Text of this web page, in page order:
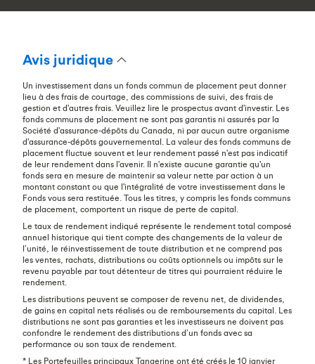
Avis juridique
Un investissement dans un fonds commun de placement peut donner
lieu à des frais de courtage, des commissions de suivi, des frais de
gestion et d'autres frais. Veuillez lire le prospectus avant d'investir. Les
fonds communs de placement ne sont pas garantis ni assurés par la
Société d'assurance-dépôts du Canada, ni par aucun autre organisme
d'assurance-dépôts gouvernemental. La valeur des fonds communs de
placement fluctue souvent et leur rendement passé n'est pas indicatif
de leur rendement dans l'avenir. Il n'existe aucune garantie qu'un
fonds sera en mesure de maintenir sa valeur nette par action à un
montant constant ou que l'intégralité de votre investissement dans le
Fonds vous sera restituée. Tous les titres, y compris les fonds communs
de placement, comportent un risque de perte de capital.
Le taux de rendement indiqué représente le rendement total composé
annuel historique qui tient compte des changements de la valeur de
l’unité, le réinvestissement de toute distribution et ne comprend pas
les ventes, rachats, distributions ou coûts optionnels ou impôts sur le
revenu payable par tout détenteur de titres qui pourraient réduire le
rendement.
Les distributions peuvent se composer de revenu net, de dividendes,
de gains en capital nets réalisés ou de remboursements du capital. Les
distributions ne sont pas garanties et les investisseurs ne doivent pas
confondre le rendement des distributions d’un fonds avec sa
performance ou son taux de rendement.
* Les Portefeuilles principaux Tangerine ont été créés le 10 janvier